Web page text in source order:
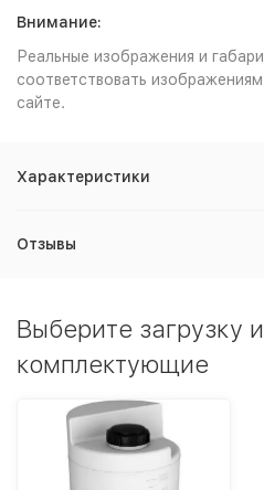
Внимание:
Реальные изображения и
соответствовать
сайте.
Характеристики
Отзывы
Выберите загрузку и
комплектующие